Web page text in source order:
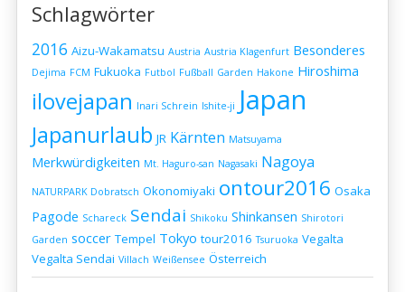
Schlagwörter
2016 Aizu-Wakamatsu Austria Austria Klagenfurt Besonderes
Dejima FCM Fukuoka Futbol Fußball Garden Hakone Hiroshima
ilovejapan Inari Schrein Ishite-ji Japan
Japanurlaub JR Kärnten Matsuyama
Merkwürdigkeiten Mt. Haguro-san Nagasaki Nagoya
NATURPARK Dobratsch Okonomiyaki ontour2016 Osaka
Pagode Schareck Sendai Shikoku Shinkansen Shirotori
Garden soccer Tempel Tokyo tour2016 Tsuruoka Vegalta
Vegalta Sendai Villach Weißensee Österreich